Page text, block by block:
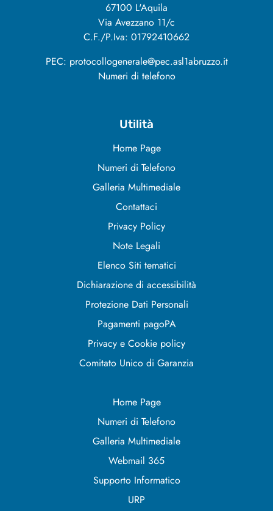
67100 L'Aquila
Via Avezzano 11/c
C.F./P.Iva: 01792410662
PEC: protocollogenerale@pec.asl1abruzzo.it
Numeri di telefono
Utilità
Home Page
Numeri di Telefono
Galleria Multimediale
Contattaci
Privacy Policy
Note Legali
Elenco Siti tematici
Dichiarazione di accessibilità
Protezione Dati Personali
Pagamenti pagoPA
Privacy e Cookie policy
Comitato Unico di Garanzia
Home Page
Numeri di Telefono
Galleria Multimediale
Webmail 365
Supporto Informatico
URP